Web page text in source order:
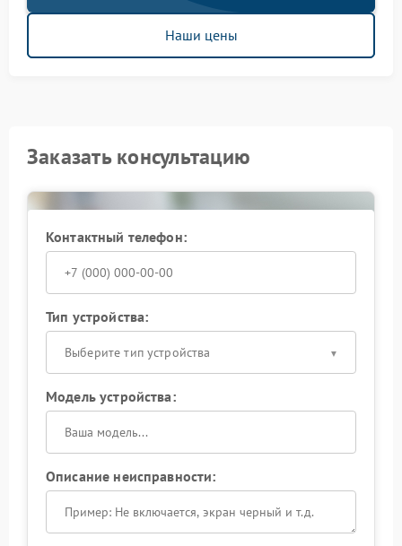
Наши цены
Заказать консультацию
Контактный телефон:
Тип устройства:
Выберите тип устройства
Модель устройства:
Описание неисправности: